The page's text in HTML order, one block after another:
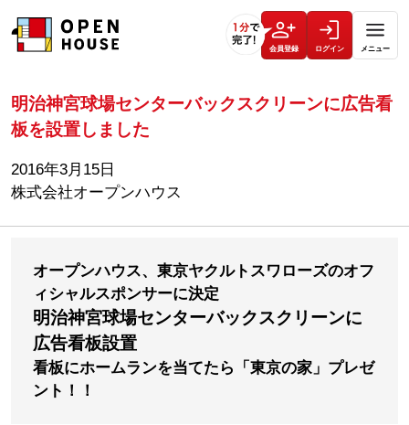
会員登録 ログイン メニュー
明治神宮球場センターバックスクリーンに広告看
板を設置しました
2016年3月15日
株式会社オープンハウス
オープンハウス、東京ヤクルトスワローズのオフ
ィシャルスポンサーに決定
明治神宮球場センターバックスクリーンに
広告看板設置
看板にホームランを当てたら「東京の家」プレゼ
ント！！